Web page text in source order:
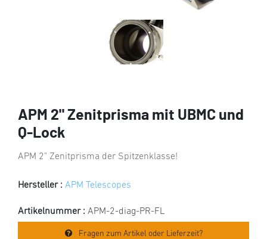
APM 2" Zenitprisma mit UBMC und
Q-Lock
APM 2" Zenitprisma der Spitzenklasse!
Hersteller : APM Telescopes
Artikelnummer : APM-2-diag-PR-FL
Fragen zum Artikel oder Lieferzeit?